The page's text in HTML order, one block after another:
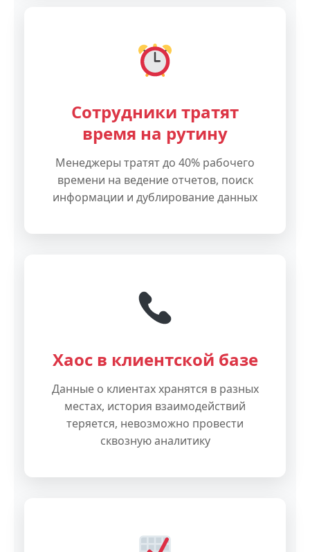
Сотрудники тратят
время на рутину
Менеджеры тратят до 40% рабочего
времени на ведение отчетов, поиск
информации и дублирование данных
Хаос в клиентской базе
Данные о клиентах хранятся в разных
местах, история взаимодействий
теряется, невозможно провести
сквозную аналитику